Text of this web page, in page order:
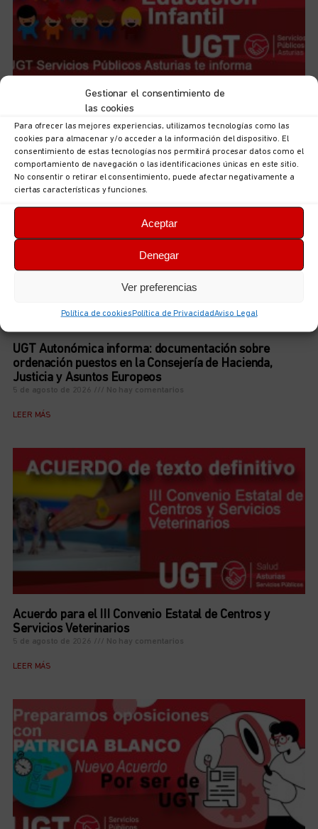
Gestionar el consentimiento de
las cookies
Para ofrecer las mejores experiencias, utilizamos tecnologías como las
cookies para almacenar y/o acceder a la información del dispositivo. El
consentimiento de estas tecnologías nos permitirá procesar datos como el
comportamiento de navegación o las identificaciones únicas en este sitio.
No consentir o retirar el consentimiento, puede afectar negativamente a
ciertas características y funciones.
Aceptar
Denegar
Ver preferencias
Política de cookies Política de PrivacidadAviso Legal
Iniciamos el curso de preparación de las futuras plazas
de Técnicas/os de Educación Infantil, 0-3
5 de agosto de 2026 No hay comentarios
LEER MÁS
UGT Autonómica informa: documentación sobre
ordenación puestos en la Consejería de Hacienda,
Justicia y Asuntos Europeos
5 de agosto de 2026 No hay comentarios
LEER MÁS
Acuerdo para el III Convenio Estatal de Centros y
Servicios Veterinarios
5 de agosto de 2026 No hay comentarios
LEER MÁS